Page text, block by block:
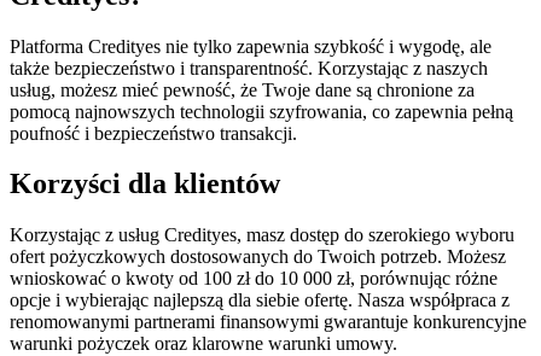
Platforma Credityes nie tylko zapewnia szybkość i wygodę, ale
także bezpieczeństwo i transparentność. Korzystając z naszych
usług, możesz mieć pewność, że Twoje dane są chronione za
pomocą najnowszych technologii szyfrowania, co zapewnia pełną
poufność i bezpieczeństwo transakcji.
Korzyści dla klientów
Korzystając z usług Credityes, masz dostęp do szerokiego wyboru
ofert pożyczkowych dostosowanych do Twoich potrzeb. Możesz
wnioskować o kwoty od 100 zł do 10 000 zł, porównując różne
opcje i wybierając najlepszą dla siebie ofertę. Nasza współpraca z
renomowanymi partnerami finansowymi gwarantuje konkurencyjne
warunki pożyczek oraz klarowne warunki umowy.